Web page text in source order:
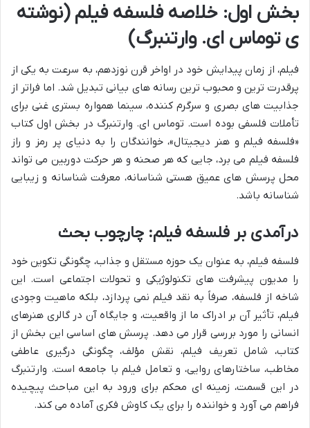
بخش اول: خلاصه فلسفه فیلم (نوشته
ی توماس ای. وارتنبرگ)
فیلم، از زمان پیدایش خود در اواخر قرن نوزدهم، به سرعت به یکی از
پرقدرت ترین و محبوب ترین رسانه های بیانی تبدیل شد. اما فراتر از
جذابیت های بصری و سرگرم کننده، سینما همواره بستری غنی برای
تأملات فلسفی بوده است. توماس ای. وارتنبرگ در بخش اول کتاب
«فلسفه فیلم و هنر دیجیتال»، خوانندگان را به دنیای پر رمز و راز
فلسفه فیلم می برد، جایی که هر صحنه و هر حرکت دوربین می تواند
محل پرسش های عمیق هستی شناسانه، معرفت شناسانه و زیبایی
شناسانه باشد.
درآمدی بر فلسفه فیلم: چارچوب بحث
فلسفه فیلم، به عنوان یک حوزه مستقل و جذاب، چگونگی تکوین خود
را مدیون پیشرفت های تکنولوژیکی و تحولات اجتماعی است. این
شاخه از فلسفه، صرفاً به نقد فیلم نمی پردازد، بلکه ماهیت وجودی
فیلم، تأثیر آن بر ادراک ما از واقعیت، و جایگاه آن در گالری هنرهای
انسانی را مورد بررسی قرار می دهد. پرسش های اساسی این بخش از
کتاب، شامل تعریف فیلم، نقش مؤلف، چگونگی درگیری عاطفی
مخاطب، ساختارهای روایی، و تعامل فیلم با جامعه است. وارتنبرگ
در این قسمت، زمینه ای محکم برای ورود به این مباحث پیچیده
فراهم می آورد و خواننده را برای یک کاوش فکری آماده می کند.